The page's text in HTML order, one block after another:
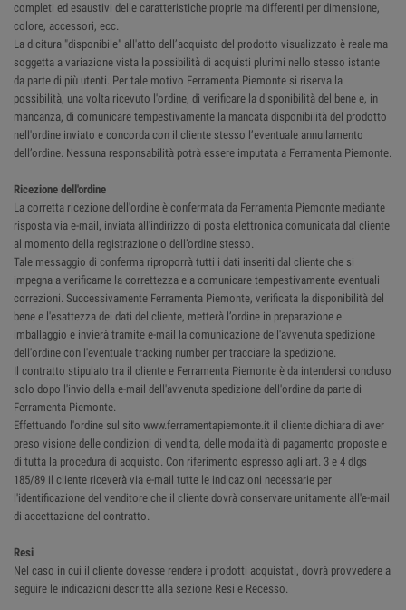
completi ed esaustivi delle caratteristiche proprie ma differenti per dimensione,
colore, accessori, ecc.
La dicitura "disponibile" all'atto dell’acquisto del prodotto visualizzato è reale ma
soggetta a variazione vista la possibilità di acquisti plurimi nello stesso istante
da parte di più utenti. Per tale motivo Ferramenta Piemonte si riserva la
possibilità, una volta ricevuto l'ordine, di verificare la disponibilità del bene e, in
mancanza, di comunicare tempestivamente la mancata disponibilità del prodotto
nell'ordine inviato e concorda con il cliente stesso l’eventuale annullamento
dell’ordine. Nessuna responsabilità potrà essere imputata a Ferramenta Piemonte.
Ricezione dell'ordine
La corretta ricezione dell'ordine è confermata da Ferramenta Piemonte mediante
risposta via e-mail, inviata all'indirizzo di posta elettronica comunicata dal cliente
al momento della registrazione o dell’ordine stesso.
Tale messaggio di conferma riproporrà tutti i dati inseriti dal cliente che si
impegna a verificarne la correttezza e a comunicare tempestivamente eventuali
correzioni. Successivamente Ferramenta Piemonte, verificata la disponibilità del
bene e l'esattezza dei dati del cliente, metterà l’ordine in preparazione e
imballaggio e invierà tramite e-mail la comunicazione dell'avvenuta spedizione
dell'ordine con l'eventuale tracking number per tracciare la spedizione.
Il contratto stipulato tra il cliente e Ferramenta Piemonte è da intendersi concluso
solo dopo l'invio della e-mail dell'avvenuta spedizione dell'ordine da parte di
Ferramenta Piemonte.
Effettuando l'ordine sul sito www.ferramentapiemonte.it il cliente dichiara di aver
preso visione delle condizioni di vendita, delle modalità di pagamento proposte e
di tutta la procedura di acquisto. Con riferimento espresso agli art. 3 e 4 dlgs
185/89 il cliente riceverà via e-mail tutte le indicazioni necessarie per
l'identificazione del venditore che il cliente dovrà conservare unitamente all'e-mail
di accettazione del contratto.
Resi
Nel caso in cui il cliente dovesse rendere i prodotti acquistati, dovrà provvedere a
seguire le indicazioni descritte alla sezione Resi e Recesso.